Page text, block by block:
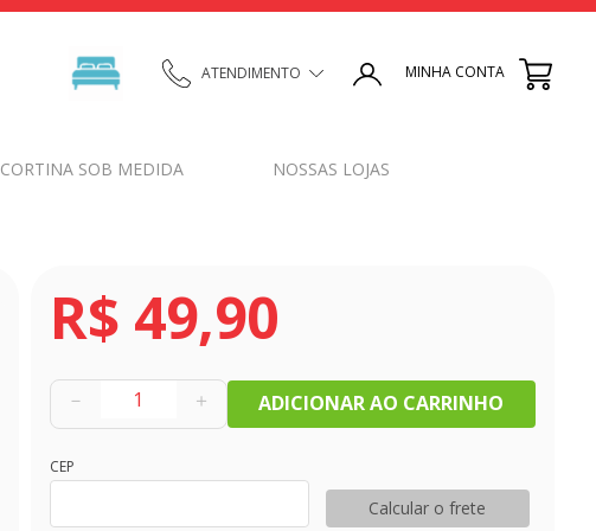
ATENDIMENTO MINHA CONTA
CORTINA SOB MEDIDA NOSSAS LOJAS
R$ 49,90
＋
－ ADICIONAR AO CARRINHO
CEP
Calcular o frete